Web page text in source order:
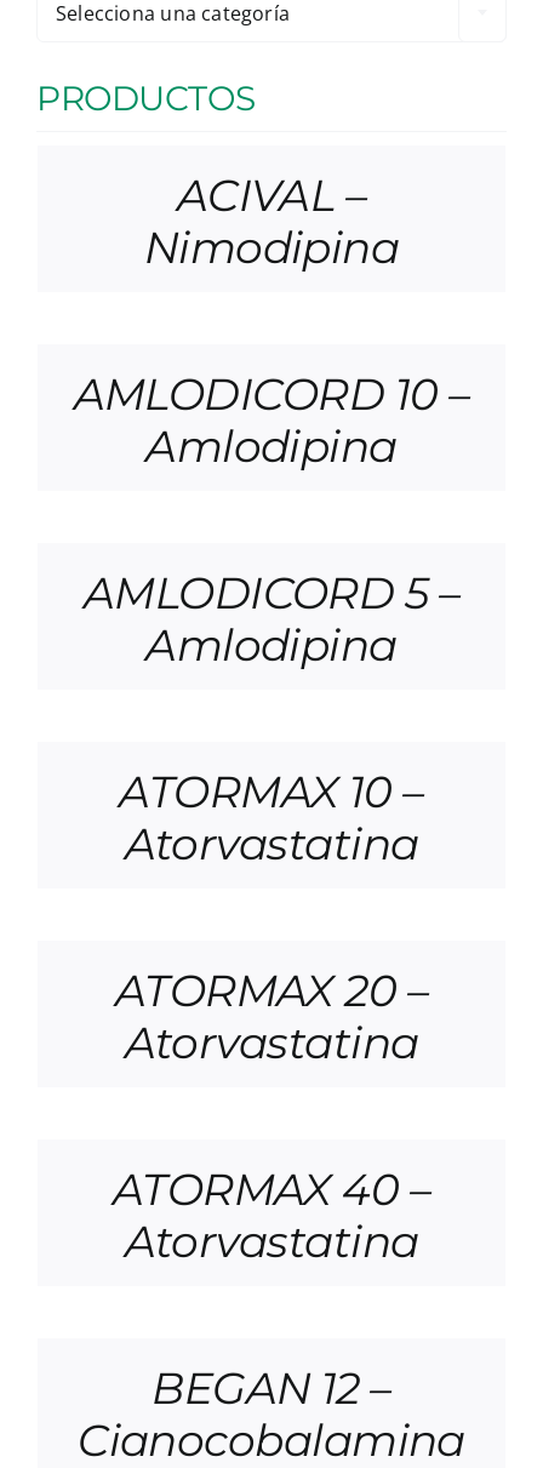
Selecciona una categoría
PRODUCTOS
ACIVAL –
Nimodipina
AMLODICORD 10 –
Amlodipina
AMLODICORD 5 –
Amlodipina
ATORMAX 10 –
Atorvastatina
ATORMAX 20 –
Atorvastatina
ATORMAX 40 –
Atorvastatina
BEGAN 12 –
Cianocobalamina